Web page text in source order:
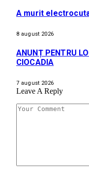
A murit
8 august 2026
ANUNȚ PENTRU
CIOCADIA
7 august 2026
Leave A Reply